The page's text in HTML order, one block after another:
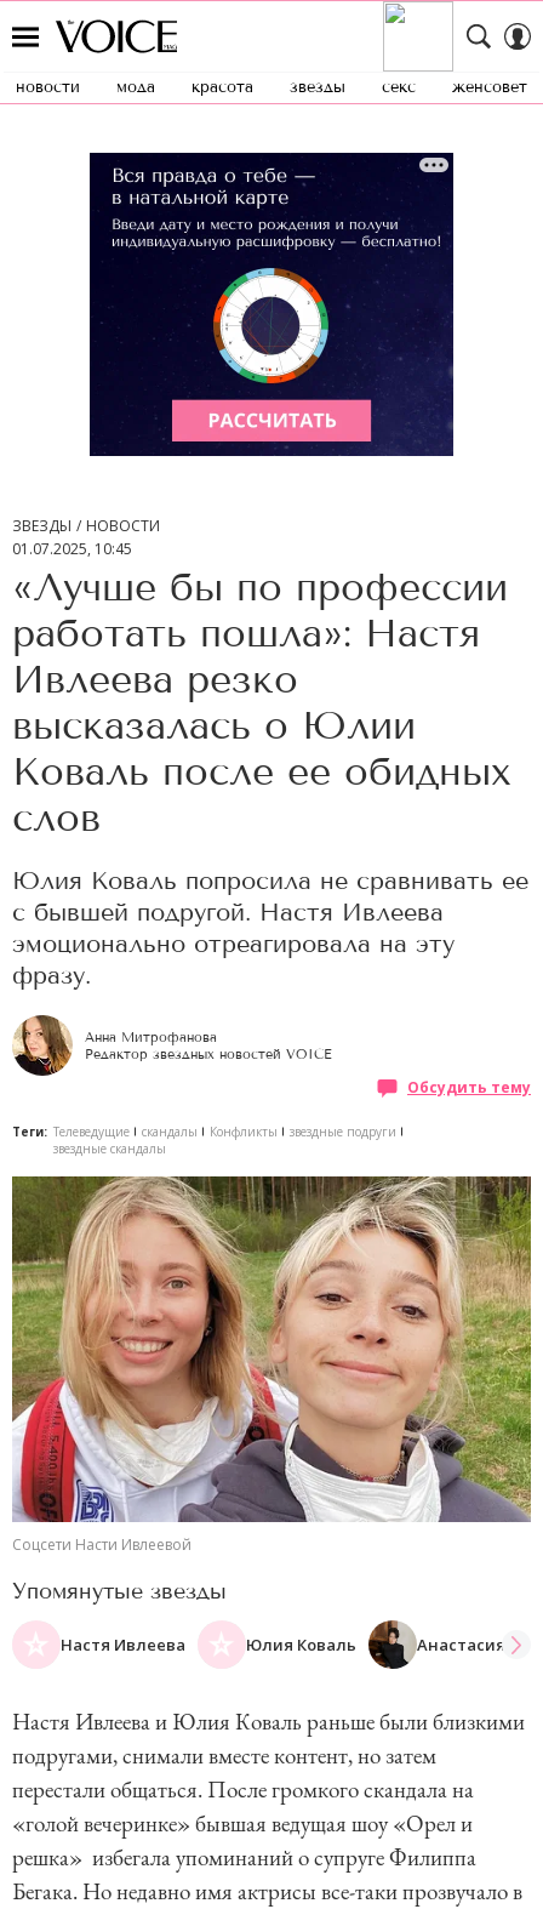
новости мода красота звезды секс женсовет
ЗВЕЗДЫ
НОВОСТИ
01.07.2025, 10:45
«Лучше бы по профессии
работать пошла»: Настя
Ивлеева резко
высказалась о Юлии
Коваль после ее обидных
слов
Юлия Коваль попросила не сравнивать ее
с бывшей подругой. Настя Ивлеева
эмоционально отреагировала на эту
фразу.
Анна Митрофанова
Редактор звездных новостей VOICE
Обсудить тему
Теги: Телеведущие скандалы Конфликты
звездные подруги
звездные скандалы
Соцсети Насти Ивлеевой
Упомянутые звезды
Настя Ивлеева Юлия Коваль Анастасия
Настя Ивлеева и Юлия Коваль раньше были близкими
подругами, снимали вместе контент, но затем
перестали общаться. После громкого скандала на
«голой вечеринке» бывшая ведущая шоу «Орел и
решка» избегала упоминаний о супруге Филиппа
Бегака. Но недавно имя актрисы все-таки прозвучало в